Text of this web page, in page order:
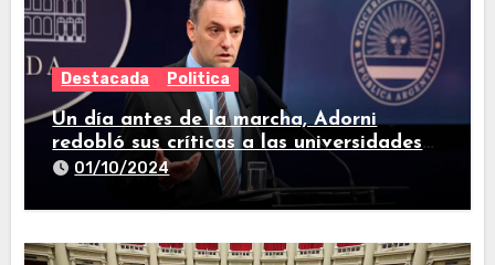
Destacada Politica
Un día antes de la marcha, Adorni
redobló sus críticas a las universidades
nacionales
01/10/2024